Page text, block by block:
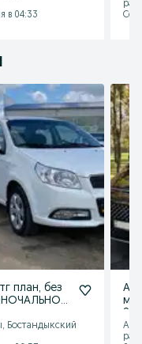
в 04:33
план, без
Авто с
Бостандыкский